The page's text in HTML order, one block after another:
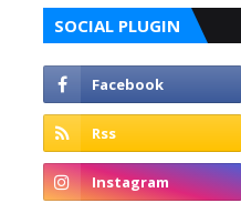
SOCIAL PLUGIN